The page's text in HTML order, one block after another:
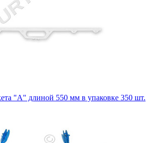
"А" длиной 550 мм в упаковке 350 шт.